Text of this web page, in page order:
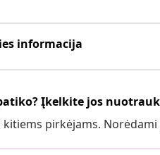
informacija
Įkelkite jos
pirkėjams.